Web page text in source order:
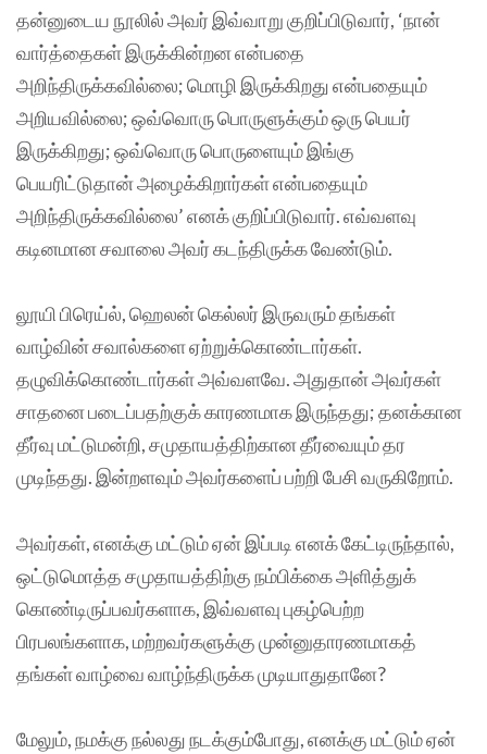
தன்னுடைய நூலில் அவர் இவ்வாறு குறிப்பிடுவார், ‘நான்
வார்த்தைகள் இருக்கின்றன என்பதை
அறிந்திருக்கவில்லை; மொழி இருக்கிறது என்பதையும்
அறியவில்லை; ஒவ்வொரு பொருளுக்கும் ஒரு பெயர்
இருக்கிறது; ஒவ்வொரு பொருளையும் இங்கு
பெயரிட்டுதான் அழைக்கிறார்கள் என்பதையும்
அறிந்திருக்கவில்லை’ எனக் குறிப்பிடுவார். எவ்வளவு
கடினமான சவாலை அவர் கடந்திருக்க வேண்டும்.
லூயி பிரெய்ல், ஹெலன் கெல்லர் இருவரும் தங்கள்
வாழ்வின் சவால்களை ஏற்றுக்கொண்டார்கள்.
தழுவிக்கொண்டார்கள் அவ்வளவே. அதுதான் அவர்கள்
சாதனை படைப்பதற்குக் காரணமாக இருந்தது; தனக்கான
தீர்வு மட்டுமன்றி, சமுதாயத்திற்கான தீர்வையும் தர
முடிந்தது. இன்றளவும் அவர்களைப் பற்றி பேசி வருகிறோம்.
அவர்கள், எனக்கு மட்டும் ஏன் இப்படி எனக் கேட்டிருந்தால்,
ஒட்டுமொத்த சமுதாயத்திற்கு நம்பிக்கை அளித்துக்
கொண்டிருப்பவர்களாக, இவ்வளவு புகழ்பெற்ற
பிரபலங்களாக, மற்றவர்களுக்கு முன்னுதாரணமாகத்
தங்கள் வாழ்வை வாழ்ந்திருக்க முடியாதுதானே?
மேலும், நமக்கு நல்லது நடக்கும்போது, எனக்கு மட்டும் ஏன்